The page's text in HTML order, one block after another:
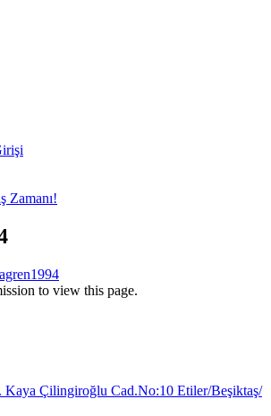
Zamanı!
to view this page.
Çilingiroğlu Cad.No:10 Etiler/Beşiktaş/